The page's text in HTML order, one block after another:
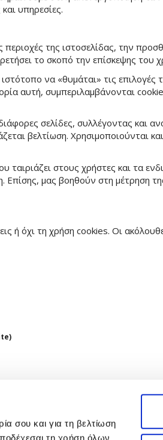
σου και για τη βελτίωση
τη χρήση όλων
υπηρεσίες.
της ιστοσελίδας, την
το σκοπό την επίσκεψης του
να «θυμάται» τις
αυτή, συμπεριλαμβάνονται
σελίδες, συλλέγοντας και
βελτίωση. Χρησιμοποιούνται
ταιριάζει στους χρήστες και τα
μας βοηθούν στη μέτρηση
όχι τη χρήση cookies. Οι